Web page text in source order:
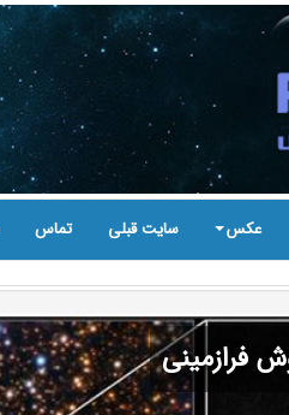
عکس سایت قبلی تماس
فرازمینی